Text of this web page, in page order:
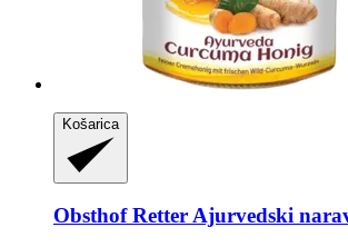
Košarica
Obsthof RetterAjurvedski